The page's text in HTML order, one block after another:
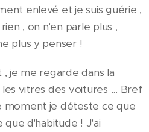
enlevé et je suis guérie ,
, on n'en parle plus ,
plus y penser !
je me regarde dans la
vitres des voitures ... Bref
je déteste ce que
que d'habitude ! J'ai